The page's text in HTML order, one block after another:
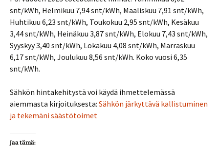
snt/kWh, Helmikuu 7,94 snt/kWh, Maaliskuu 7,91 snt/kWh,
Huhtikuu 6,23 snt/kWh, Toukokuu 2,95 snt/kWh, Kesäkuu
3,44 snt/kWh, Heinäkuu 3,87 snt/kWh, Elokuu 7,43 snt/kWh,
Syyskyy 3,40 snt/kWh, Lokakuu 4,08 snt/kWh, Marraskuu
6,17 snt/kWh, Joulukuu 8,56 snt/kWh. Koko vuosi 6,35
snt/kWh.
Sähkön hintakehitystä voi käydä ihmettelemässä
aiemmasta kirjoituksesta: Sähkön järkyttävä kallistuminen
ja tekemäni säästötoimet
Jaa tämä: